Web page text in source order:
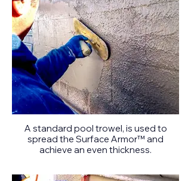
A standard pool trowel, is used to
spread the Surface Armor™ and
achieve an even thickness.